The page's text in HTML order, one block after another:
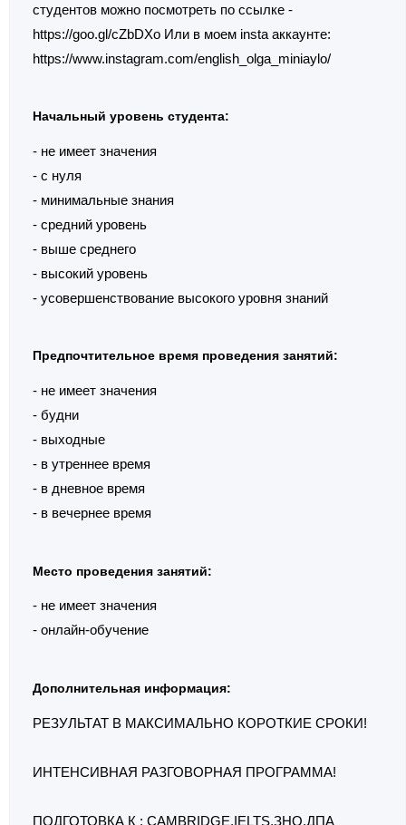
студентов можно посмотреть по ссылке -
https://goo.gl/cZbDXo Или в моем insta аккаунте:
https://www.instagram.com/english_olga_miniaylo/
Начальный уровень студента:
- не имеет значения
- с нуля
- минимальные знания
- средний уровень
- выше среднего
- высокий уровень
- усовершенствование высокого уровня знаний
Предпочтительное время проведения занятий:
- не имеет значения
- будни
- выходные
- в утреннее время
- в дневное время
- в вечернее время
Место проведения занятий:
- не имеет значения
- онлайн-обучение
Дополнительная информация:
РЕЗУЛЬТАТ В МАКСИМАЛЬНО КОРОТКИЕ СРОКИ!
ИНТЕНСИВНАЯ РАЗГОВОРНАЯ ПРОГРАММА!
ПОДГОТОВКА К : CAMBRIDGE,IELTS,ЗНО,ДПА